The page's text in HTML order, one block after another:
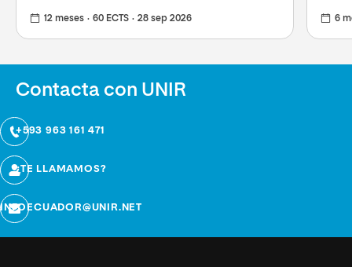
12 meses 60 ECTS 28 sep 2026 6
Contacta con UNIR
+593 963 161 471
¿TE LLAMAMOS?
INFOECUADOR@UNIR.NET